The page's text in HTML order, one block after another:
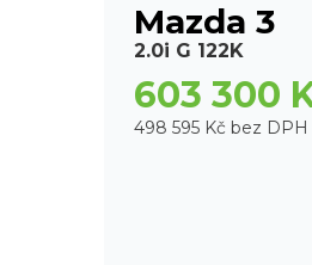
Mazda 3
2.0i G 122K
603 300
498 595 Kč bez DPH